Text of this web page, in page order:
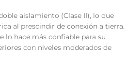
aislamiento (Clase II), lo que
al prescindir de conexión a tierra.
lo hace más confiable para su
con niveles moderados de